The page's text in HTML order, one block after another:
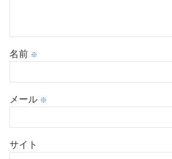
名前 ※
メール ※
サイト